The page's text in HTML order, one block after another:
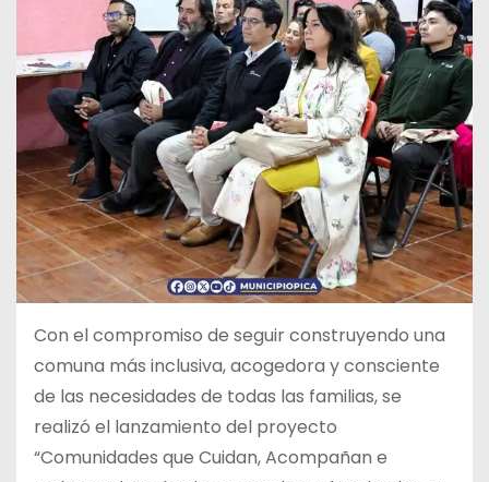
Con el compromiso de seguir construyendo una
comuna más inclusiva, acogedora y consciente
de las necesidades de todas las familias, se
realizó el lanzamiento del proyecto
“Comunidades que Cuidan, Acompañan e